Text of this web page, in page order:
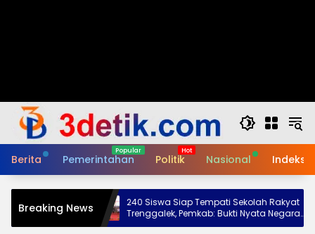
Berita Pemerintahan Politik Nasional Indeks
Breaking News
ke
Jaga
240 Siswa Siap Tempati Sekolah Rakyat
Trenggalek, Pemkab: Bukti Nyata Negara
Hadir untuk Anak Kurang Mampu